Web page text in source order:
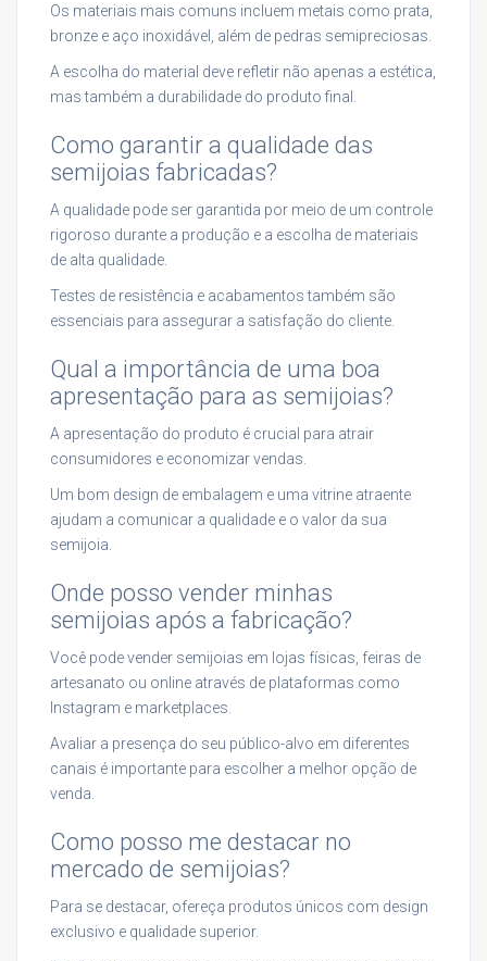
Os materiais mais comuns incluem metais como prata,
bronze e aço inoxidável, além de pedras semipreciosas.
A escolha do material deve refletir não apenas a estética,
mas também a durabilidade do produto final.
Como garantir a qualidade das
semijoias fabricadas?
A qualidade pode ser garantida por meio de um controle
rigoroso durante a produção e a escolha de materiais
de alta qualidade.
Testes de resistência e acabamentos também são
essenciais para assegurar a satisfação do cliente.
Qual a importância de uma boa
apresentação para as semijoias?
A apresentação do produto é crucial para atrair
consumidores e economizar vendas.
Um bom design de embalagem e uma vitrine atraente
ajudam a comunicar a qualidade e o valor da sua
semijoia.
Onde posso vender minhas
semijoias após a fabricação?
Você pode vender semijoias em lojas físicas, feiras de
artesanato ou online através de plataformas como
Instagram e marketplaces.
Avaliar a presença do seu público-alvo em diferentes
canais é importante para escolher a melhor opção de
venda.
Como posso me destacar no
mercado de semijoias?
Para se destacar, ofereça produtos únicos com design
exclusivo e qualidade superior.